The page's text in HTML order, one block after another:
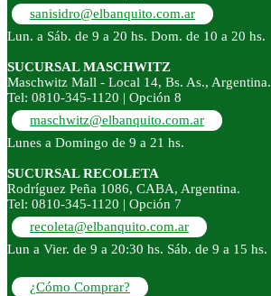
sanisidro@elbanquito.com.ar
Lun. a Sáb. de 9 a 20 hs. Dom. de 10 a 20 hs.
SUCURSAL MASCHWITZ
Maschwitz Mall - Local 14, Bs. As., Argentina.
Tel: 0810-345-1120 | Opción 8
maschwitz@elbanquito.com.ar
Lunes a Domingo de 9 a 21 hs.
SUCURSAL RECOLETA
Rodríguez Peña 1086, CABA, Argentina.
Tel: 0810-345-1120 | Opción 7
recoleta@elbanquito.com.ar
Lun a Vier. de 9 a 20:30 hs. Sáb. de 9 a 15 hs.
¿Cómo Comprar?